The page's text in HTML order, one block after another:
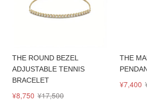
THE ROUND BEZEL
ADJUSTABLE TENNIS
BRACELET
¥8,750 ¥17,500
THE
¥7,400